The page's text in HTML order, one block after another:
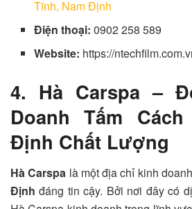
Tĩnh, Nam Định
Điện thoại: 0902 258 589
Website: https://
4. Hà Carspa –
Doanh Tấm
Định Chất Lượng
Hà Carspa là một địa chỉ kinh
Định đáng tin cậy. Bởi nơi đây có